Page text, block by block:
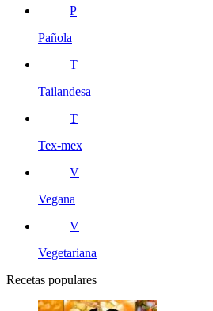
P
Pañola
T
Tailandesa
T
Tex-mex
V
Vegana
V
Vegetariana
Recetas populares